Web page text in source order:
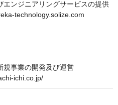
ンジニアリングサービスの提供
technology.solize.com
規事業の開発及び運営